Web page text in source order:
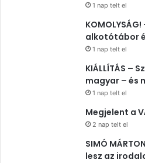
1 nap telt el
alkotótábor
1 nap telt el
KIÁLLÍTÁS –
magyar – és
1 nap telt el
Megjelent a
2 nap telt el
SIMÓ
lesz az